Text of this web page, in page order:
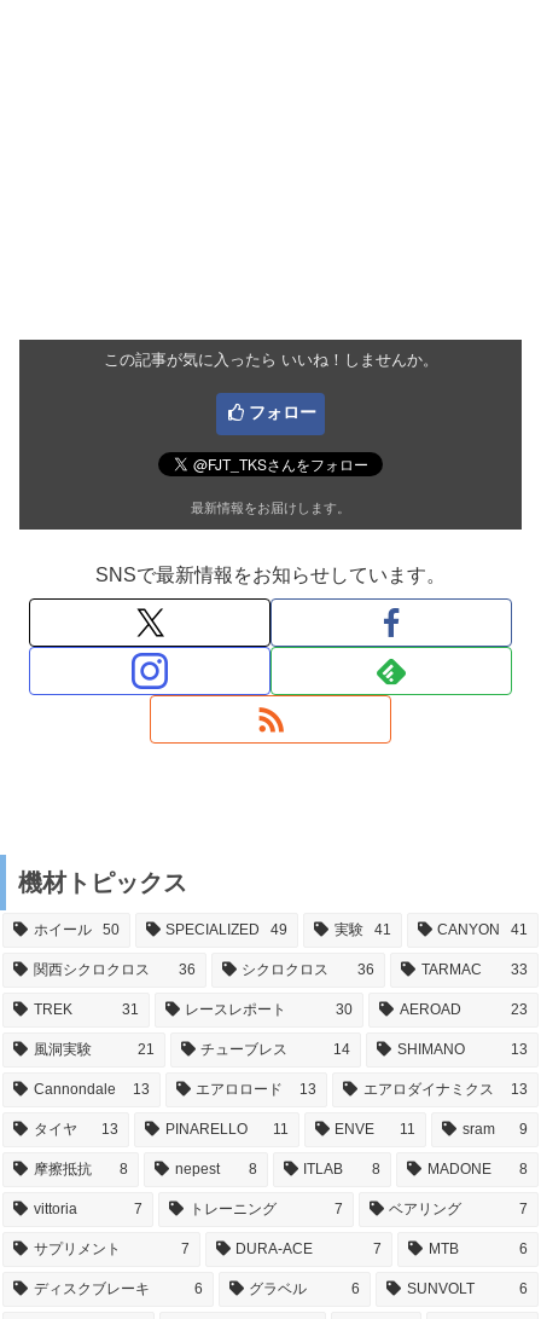
この記事が気に入ったら いいね！しませんか。
フォロー
最新情報をお届けします。
SNSで最新情報をお知らせしています。
機材トピックス
ホイール 50 SPECIALIZED 49 実験 41 CANYON 41
関西シクロクロス 36 シクロクロス 36 TARMAC 33
TREK 31 レースレポート 30 AEROAD 23
風洞実験 21 チューブレス 14 SHIMANO 13
Cannondale 13 エアロロード 13 エアロダイナミクス 13
タイヤ 13 PINARELLO 11 ENVE 11 sram 9
摩擦抵抗 8 nepest 8 ITLAB 8 MADONE 8
vittoria 7 トレーニング 7 ベアリング 7
サプリメント 7 DURA-ACE 7 MTB 6
ディスクブレーキ 6 グラベル 6 SUNVOLT 6